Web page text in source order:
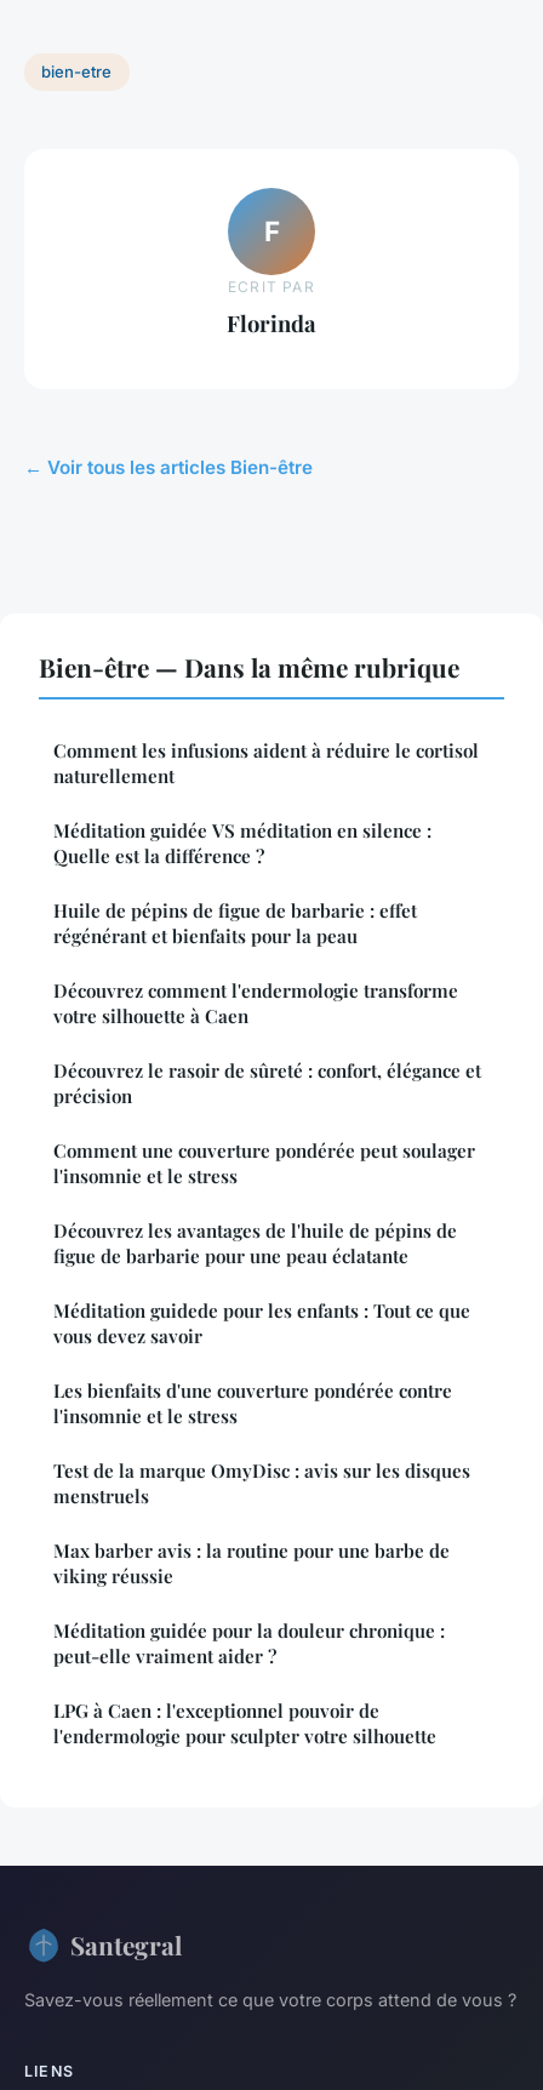
bien-etre
F
ECRIT PAR
Florinda
← Voir tous les articles Bien-être
Bien-être — Dans la même rubrique
Comment les infusions aident à réduire le cortisol
naturellement
Méditation guidée VS méditation en silence :
Quelle est la différence ?
Huile de pépins de figue de barbarie : effet
régénérant et bienfaits pour la peau
Découvrez comment l'endermologie transforme
votre silhouette à Caen
Découvrez le rasoir de sûreté : confort, élégance et
précision
Comment une couverture pondérée peut soulager
l'insomnie et le stress
Découvrez les avantages de l'huile de pépins de
figue de barbarie pour une peau éclatante
Méditation guidede pour les enfants : Tout ce que
vous devez savoir
Les bienfaits d'une couverture pondérée contre
l'insomnie et le stress
Test de la marque OmyDisc : avis sur les disques
menstruels
Max barber avis : la routine pour une barbe de
viking réussie
Méditation guidée pour la douleur chronique :
peut-elle vraiment aider ?
LPG à Caen : l'exceptionnel pouvoir de
l'endermologie pour sculpter votre silhouette
Santegral
Savez-vous réellement ce que votre corps attend de vous ?
LIENS